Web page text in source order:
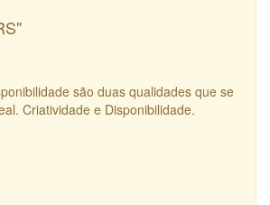
são duas qualidades que se
Criatividade e Disponibilidade.